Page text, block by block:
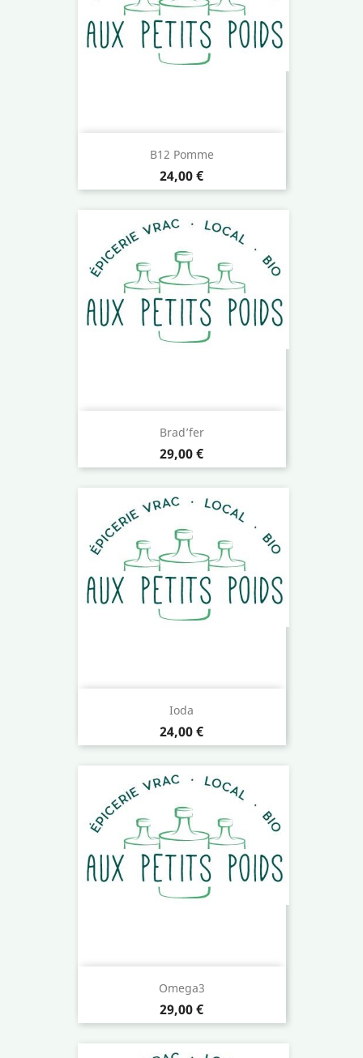
B12 Pomme
Prix
24,00 €
Brad’fer
Prix
29,00 €
Ioda
Prix
24,00 €
Omega3
Prix
29,00 €